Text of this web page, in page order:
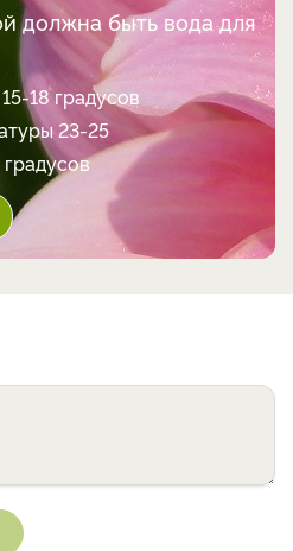
должна быть вода для
18 градусов
23-25